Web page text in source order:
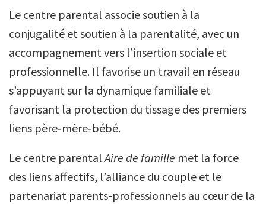
Le centre parental associe soutien à la
conjugalité et soutien à la parentalité, avec un
accompagnement vers l’insertion sociale et
professionnelle. Il favorise un travail en réseau
s’appuyant sur la dynamique familiale et
favorisant la protection du tissage des premiers
liens père‑mère‑bébé.
Le centre parentalAire de famille met la force
des liens affectifs, l’alliance du couple et le
partenariat parents-professionnels au cœur de la